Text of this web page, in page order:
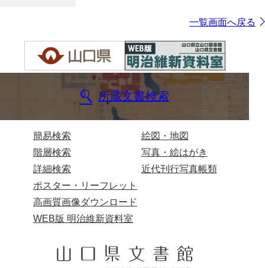
一覧画面へ戻る
所蔵文書検索
簡易検索
階層検索
詳細検索
絵図・地図
写真・絵はがき
近代刊行写真帳類
ポスター・リーフレット
高画質画像ダウンロード
WEB版 明治維新資料室